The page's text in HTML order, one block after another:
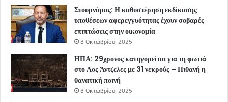
Στουρνάρας: Η καθυστέρηση εκδίκασης
υποθέσεων αφερεγγυότητας έχουν σοβαρές
επιπτώσεις στην οικονομία
8 Οκτωβρίου, 2025
ΗΠΑ: 29χρονος κατηγορείται για τη φωτιά
στο Λος Άντζελες με 31 νεκρούς – Πιθανή η
θανατική ποινή
8 Οκτωβρίου, 2025